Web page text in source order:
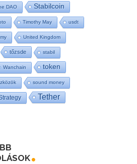
DAO Stabilcoin
Timothy May usdt
United Kingdom
tőzsde stabil
Wanchain token
sound money
Tether